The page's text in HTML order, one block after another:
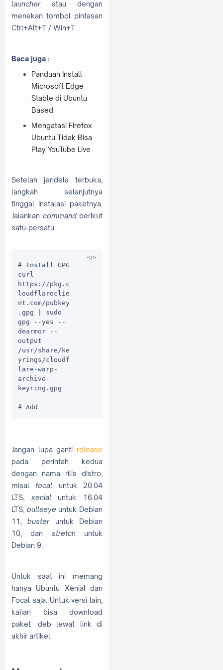
launcheratau dengan
menekan tombol pintasan
Ctrl+Alt+T / Win+T.
Baca juga :
Panduan Install
Microsoft Edge
Stable di Ubuntu
Based
Mengatasi Firefox
Ubuntu Tidak Bisa
Play YouTube Live
Setelah jendela terbuka,
langkah selanjutnya
tinggal instalasi paketnya.
Jalankan commandberikut
satu-persatu.
# Install GPG
curl
https://pkg.c
loudflareclie
nt.com/pubkey
.gpg | sudo
gpg --yes --
dearmor --
output
/usr/share/ke
yrings/cloudf
lare-warp-
archive-
keyring.gpg
# Add
by=/usr/share
/keyrings/clo
udflare-warp-
archive-
https://pkg.c
loudflareclie
nt.com/
release
main'
/etc/apt/sour
client.list
# Update APT
sudo apt
update
Jangan lupa ganti release
pada perintah kedua
dengan nama rilis distro,
misal focal untuk 20.04
LTS, xenialuntuk 16.04
LTS, bullseyeuntuk Debian
11,busteruntuk Debian
10, dan stretchuntuk
Debian 9.
Untuk saat ini memang
hanya Ubuntu Xenial dan
Focal saja. Untuk versi lain,
kalian bisa download
paket .deb lewat link di
akhir artikel.